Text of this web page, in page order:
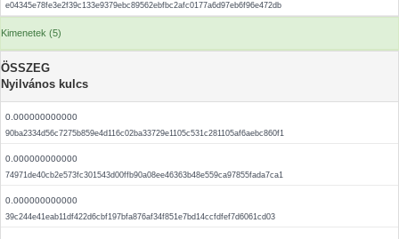
e04345e78fe3e2f39c133e9379ebc89562ebfbc2afc0177a6d97eb6f96e472db
Kimenetek (5)
ÖSSZEG
Nyilvános kulcs
0.000000000000
90ba2334d56c7275b859e4d116c02ba33729e1105c531c281105af6aebc860f1
0.000000000000
74971de40cb2e573fc301543d00ffb90a08ee46363b48e559ca97855fada7ca1
0.000000000000
39c244e41eab11df422d6cbf197bfa876af34f851e7bd14ccfdfef7d6061cd03